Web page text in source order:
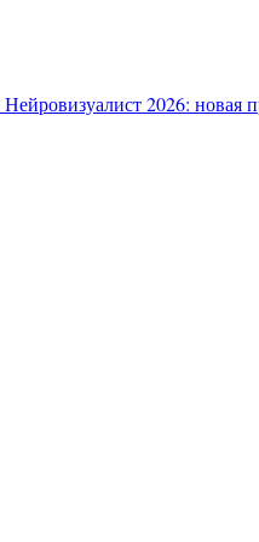
Нейровизуалист 2026: новая